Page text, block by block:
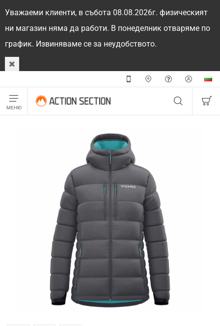
Уважаеми клиенти, в събота 08.08.2026г. физическият
ни магазин няма да работи. В понеделник отваряме по
график. Извиняваме се за неудобството.